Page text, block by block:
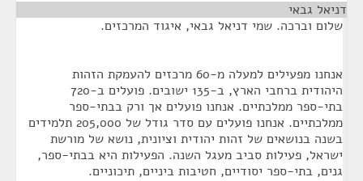
דניאל גבאי
שלום וברכה. שמי דניאל גבאי, איגוד המרכזים.
אנחנו מפעילים למעלה מ-60 מרכזים להעמקת הזהות
היהודית ברחבי הארץ, ב-135 ישובים. פועלים ב-720
בתי-ספר ממלכתיים. אנחנו פועלים אך ורק בבתי-ספר
ממלכתיים. אנחנו פועלים עם סדר גודל של 205,000 תלמידים
בשנה בנושאים של זהות יהודית וציונית, נושא של מורשת
ישראל, פעילות סביב מעגל השנה. הפעילות היא בבתי-ספר,
גנים, בתי-ספר יסודיים, חטיבות ביניים, תיכוניים.